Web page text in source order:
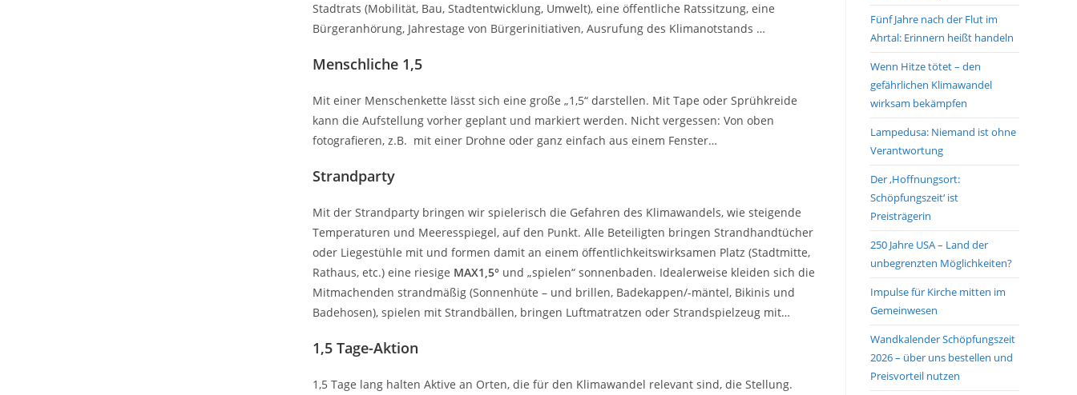
Stadtrats (Mobilität, Bau, Stadtentwicklung, Umwelt), eine öffentliche Ratssitzung, eine
Bürgeranhörung, Jahrestage von Bürgerinitiativen, Ausrufung des Klimanotstands …
Menschliche 1,5
Mit einer Menschenkette lässt sich eine große „1,5“ darstellen. Mit Tape oder Sprühkreide
kann die Aufstellung vorher geplant und markiert werden. Nicht vergessen: Von oben
fotografieren, z.B. mit einer Drohne oder ganz einfach aus einem Fenster…
Strandparty
Mit der Strandparty bringen wir spielerisch die Gefahren des Klimawandels, wie steigende
Temperaturen und Meeresspiegel, auf den Punkt. Alle Beteiligten bringen Strandhandtücher
oder Liegestühle mit und formen damit an einem öffentlichkeitswirksamen Platz (Stadtmitte,
Rathaus, etc.) eine riesige MAX1,5° und „spielen“ sonnenbaden. Idealerweise kleiden sich die
Mitmachenden strandmäßig (Sonnenhüte – und brillen, Badekappen/-mäntel, Bikinis und
Badehosen), spielen mit Strandbällen, bringen Luftmatratzen oder Strandspielzeug mit…
1,5 Tage-Aktion
1,5 Tage lang halten Aktive an Orten, die für den Klimawandel relevant sind, die Stellung.
Fünf Jahre nach der Flut im
Ahrtal: Erinnern heißt handeln
Wenn Hitze tötet – den
gefährlichen Klimawandel
wirksam bekämpfen
Lampedusa: Niemand ist ohne
Verantwortung
Der ‚Hoffnungsort:
Schöpfungszeit‘ ist
Preisträgerin
250 Jahre USA – Land der
unbegrenzten Möglichkeiten?
Impulse für Kirche mitten im
Gemeinwesen
Wandkalender Schöpfungszeit
2026 – über uns bestellen und
Preisvorteil nutzen